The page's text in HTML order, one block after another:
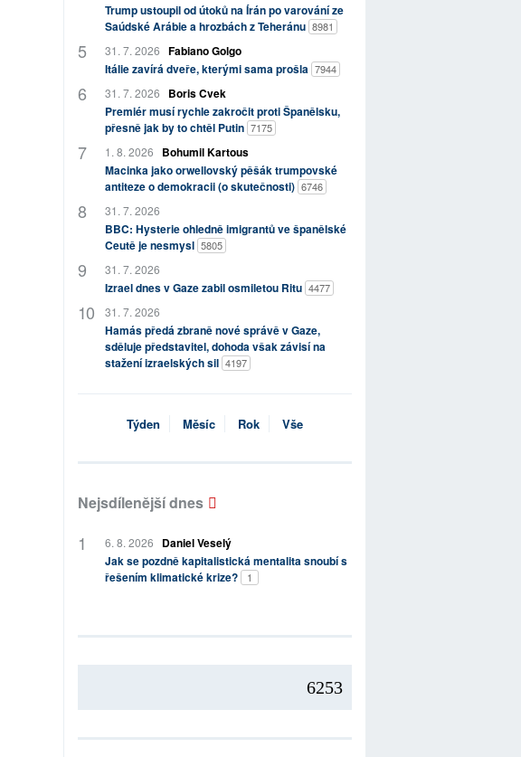
Trump ustoupil od útoků na Írán po varování ze
Saúdské Arábie a hrozbách z Teheránu 8981
31. 7. 2026 Fabiano Golgo
Itálie zavírá dveře, kterými sama prošla 7944
31. 7. 2026
Boris Cvek
Premiér musí rychle zakročit proti Španělsku,
přesně jak by to chtěl Putin 7175
1. 8. 2026
Bohumil Kartous
Macinka jako orwellovský pěšák trumpovské
antiteze o demokracii (o skutečnosti) 6746
31. 7. 2026
BBC: Hysterie ohledně imigrantů ve španělské
Ceutě je nesmysl 5805
31. 7. 2026
Izrael dnes v Gaze zabil osmiletou Ritu 4477
31. 7. 2026
Hamás předá zbraně nové správě v Gaze,
sděluje představitel, dohoda však závisí na
stažení izraelských sil 4197
Týden Měsíc Rok Vše
Nejsdílenější dnes
6. 8. 2026
Daniel Veselý
Jak se pozdně kapitalistická mentalita snoubí s
řešením klimatické krize?
1
6253